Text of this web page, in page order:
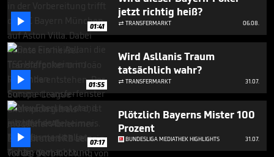
minute,
seconds
 01:41
jetzt richtig heiß?
 TRANSFERMARKT 06.08.
 01:55
Wird Asllanis Traum
tatsächlich wahr?
 TRANSFERMARKT 31.07.
 07:17
Plötzlich Bayerns Mister 100
Prozent
BUNDESLIGA MEDIATHEK HIGHLIGHTS 31.07.